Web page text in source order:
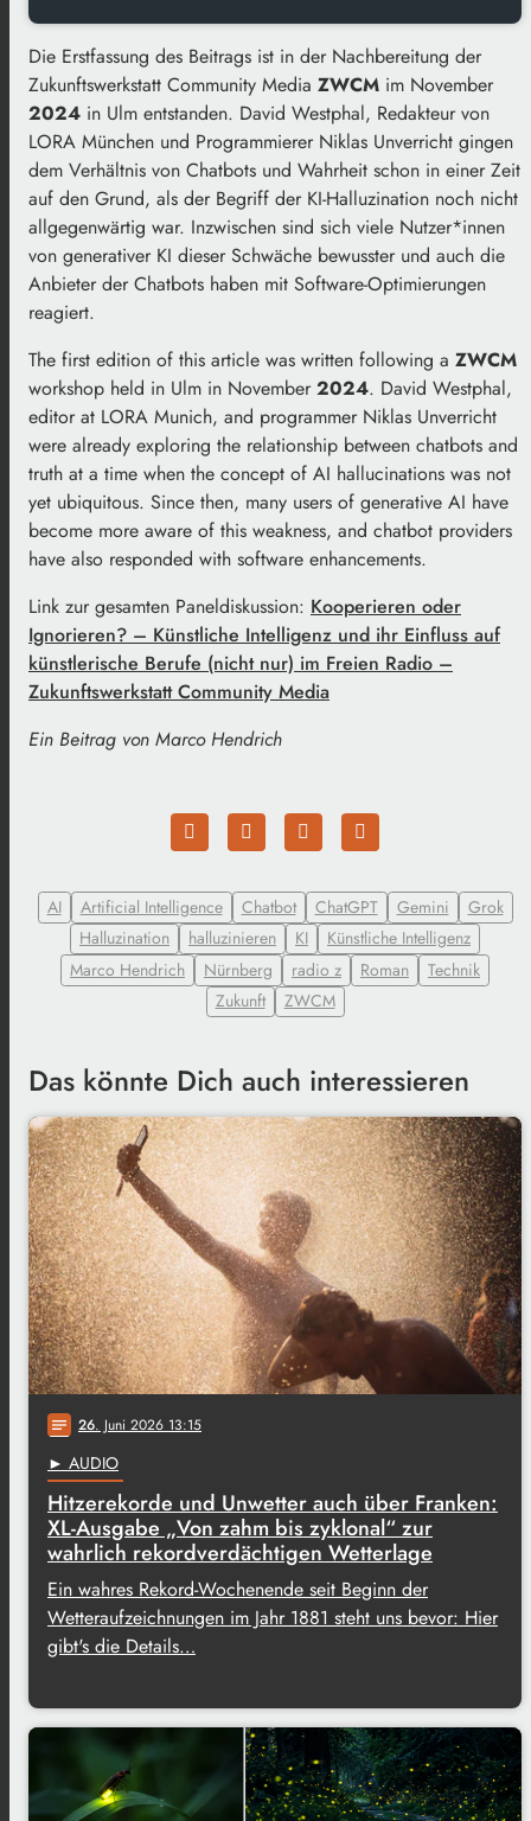
Die Erstfassung des Beitrags ist in der Nachbereitung der
Zukunftswerkstatt Community Media ZWCM im November
2024 in Ulm entstanden. David Westphal, Redakteur von
LORA München und Programmierer Niklas Unverricht gingen
dem Verhältnis von Chatbots und Wahrheit schon in einer Zeit
auf den Grund, als der Begriff der KI-Halluzination noch nicht
allgegenwärtig war. Inzwischen sind sich viele Nutzer*innen
von generativer KI dieser Schwäche bewusster und auch die
Anbieter der Chatbots haben mit Software-Optimierungen
reagiert.
The first edition of this article was written following a ZWCM
workshop held in Ulm in November 2024. David Westphal,
editor at LORA Munich, and programmer Niklas Unverricht
were already exploring the relationship between chatbots and
truth at a time when the concept of AI hallucinations was not
yet ubiquitous. Since then, many users of generative AI have
become more aware of this weakness, and chatbot providers
have also responded with software enhancements.
Link zur gesamten Paneldiskussion: Kooperieren oder
Ignorieren? – Künstliche Intelligenz und ihr Einfluss auf
künstlerische Berufe (nicht nur) im Freien Radio –
Zukunftswerkstatt Community Media
Ein Beitrag von Marco Hendrich
AI Artificial Intelligence Chatbot ChatGPT Gemini
Grok
Halluzination
halluzinieren KI
Künstliche Intelligenz
Marco Hendrich
Nürnberg radio z Roman
Technik
Zukunft
ZWCM
Das könnte Dich auch interessieren
notes 26. Juni 2026 13:15
► AUDIO
Hitzerekorde und Unwetter auch über Franken:
XL-Ausgabe „Von zahm bis zyklonal“ zur
wahrlich rekordverdächtigen Wetterlage
Ein wahres Rekord-Wochenende seit Beginn der
Wetteraufzeichnungen im Jahr 1881 steht uns bevor: Hier
gibt's die Details…